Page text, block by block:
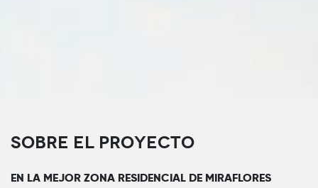
Sobre el proyecto
EN LA MEJOR ZONA RESIDENCIAL DE MIRAFLORES